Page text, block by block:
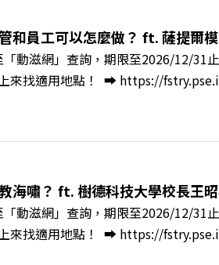
轉化為凝聚團隊與縣民認同感的力
庫總編輯 李建興 與談人／嘉義縣
所所長 許喻理+++++🎂歡慶遠見40
LINE：https://reurl.cc/A4ELQpIG
和員工可以怎麼做？ ft. 薩提爾
動滋網」查詢，期限至2026/12/31
上來找適用地點！ ➡️ https://
甚至覺得自己正遭受不友善的對待
要學會看透人際互動底層的「職場
與謝佳芸老師，帶你透過「冰山理
不被成敗輕易定義的強韌自我。 🔺
一點、批判少一點」？🔺 面對AI時
book/
社群：LINE：https://reurl.cc/
海嘯？ ft. 樹德科技大學校長王
動滋網」查詢，期限至2026/12/31
上來找適用地點！ ➡️ https://
嚴峻考驗下，南台灣的技職學校該